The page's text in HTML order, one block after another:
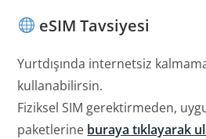
eSIM Tavsiyesi
Yurtdışında internetsiz
kullanabilirsin.
Fiziksel SIM gerektirmeden,
paketlerine buraya tıklayarak